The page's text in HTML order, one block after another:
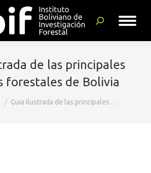
Buscar:
de las principales
forestales de Bolivia
Guia ilustrada de las principales…